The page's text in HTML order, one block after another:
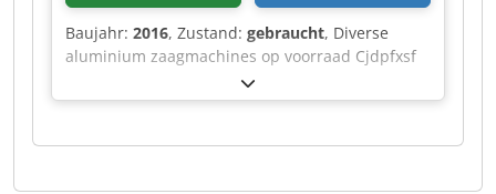
Baujahr: 2016, Zustand: gebraucht, Diverse
aluminium zaagmachines op voorraad Cjdpfxsf